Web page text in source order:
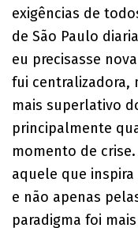
exigências de
de São Paulo
eu precisasse
fui centralizadora,
mais superlativo
principalmente
momento de
aquele que
e não apenas
paradigma foi